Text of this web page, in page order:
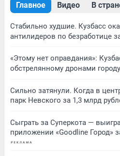
Главное Видео В
Стабильно худшие. Кузбасс
антилидеров по безработице
«Этому нет оправдания»:
обстрелянному дронами
Сильно затянули. Когда в
парк Невского за 1,3 млрд
Сыграть за Суперкота —
приложении «Goodline Город»